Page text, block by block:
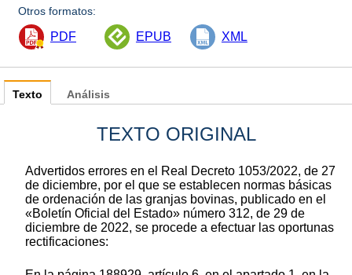
Otros formatos:
PDF EPUB XML
Texto
TEXTO ORIGINAL
Advertidos errores en el Real Decreto 1053/2022, de 27
de diciembre, por el que se establecen normas básicas
de ordenación de las granjas bovinas, publicado en el
«Boletín Oficial del Estado» número 312, de 29 de
diciembre de 2022, se procede a efectuar las oportunas
rectificaciones:
Análisis